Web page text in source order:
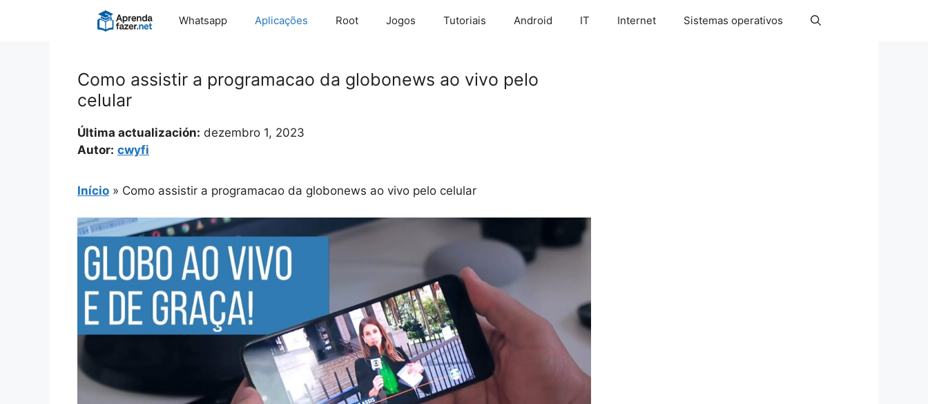
Whatsapp Aplicações Root Jogos Tutoriais Android IT Internet Sistemas operativos
Como assistir a programacao da globonews ao vivo pelo
celular
Última actualización: dezembro 1, 2023
Autor: cwyfi
Início » Como assistir a programacao da globonews ao vivo pelo celular